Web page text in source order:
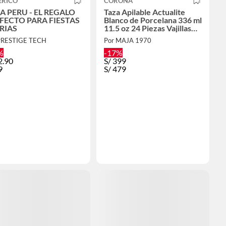
PERU - EL REGALO
PARA FIESTAS
TECH
Taza Apilable Actualite
Blanco de Porcelana 336 ml
11.5 oz 24 Piezas Vajillas
Corona
Por MAJA 1970
-17%
S/399
S/479